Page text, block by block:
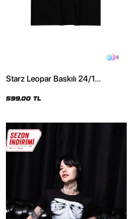
8
Starz Leopar Baskılı 24/1
599,00 TL